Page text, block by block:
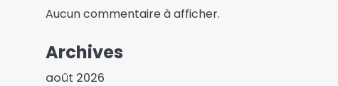
Aucun commentaire à afficher.
Archives
août 2026